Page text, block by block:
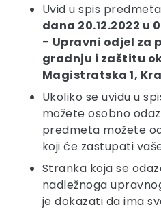
Uvid u spis
dana 20.12.2022 u
– Upravni odjel za
gradnju i zaštitu
Magistratska 1,
Ukoliko se uvidu u
možete osobno
predmeta možete
koji će zastupati
Stranka koja se
nadležnoga
je dokazati da ima